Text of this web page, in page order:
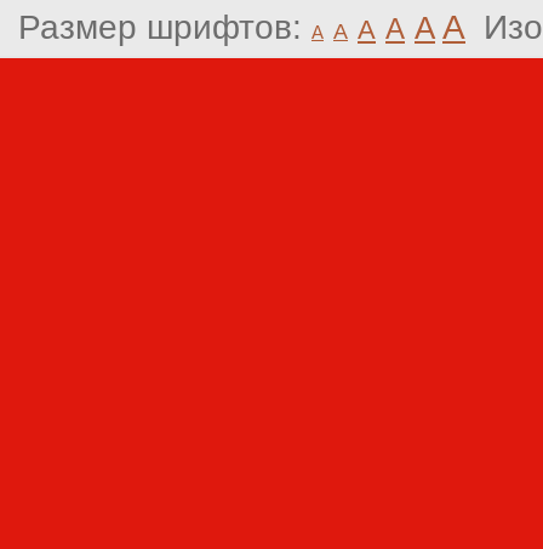
Размер шрифтов: A A A A A A